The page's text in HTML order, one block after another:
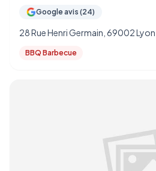
Google avis (24)
28 Rue Henri Germain, 69002
BBQ Barbecue